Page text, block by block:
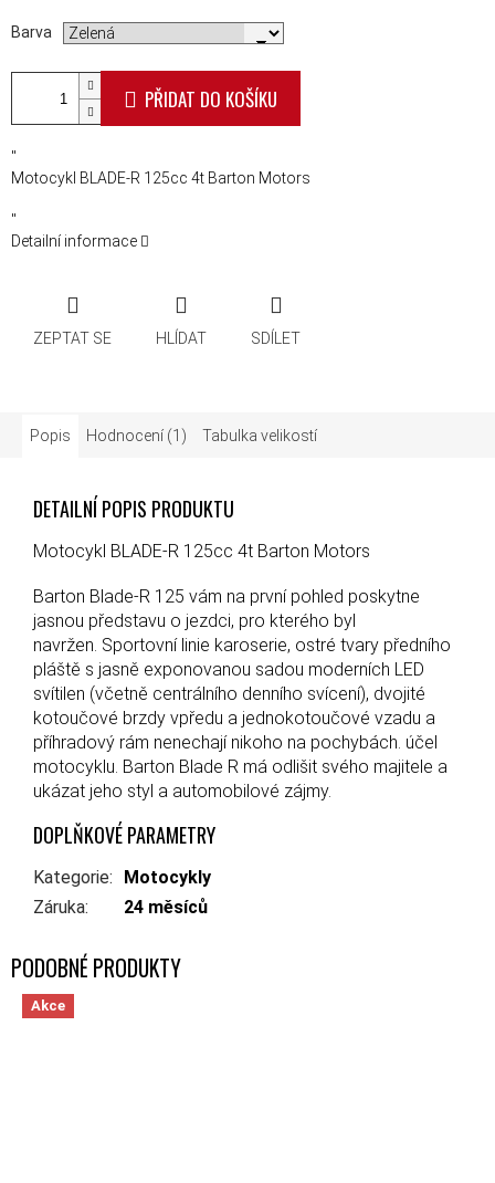
Barva
PŘIDAT DO KOŠÍKU
"
Motocykl BLADE-R 125cc 4t Barton Motors
"
Detailní informace
ZEPTAT SE HLÍDAT SDÍLET
Popis Hodnocení (1) Tabulka velikostí
DETAILNÍ POPIS PRODUKTU
Motocykl BLADE-R 125cc 4t Barton Motors
Barton Blade-R 125 vám na první pohled poskytne
jasnou představu o jezdci, pro kterého byl
navržen. Sportovní linie karoserie, ostré tvary předního
pláště s jasně exponovanou sadou moderních LED
svítilen (včetně centrálního denního svícení), dvojité
kotoučové brzdy vpředu a jednokotoučové vzadu a
příhradový rám nenechají nikoho na pochybách. účel
motocyklu. Barton Blade R má odlišit svého majitele a
ukázat jeho styl a automobilové zájmy.
DOPLŇKOVÉ PARAMETRY
Kategorie:
Motocykly
Záruka: 24 měsíců
Akce